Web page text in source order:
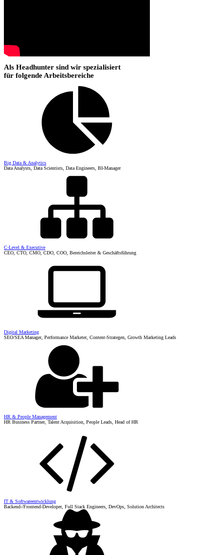
Als Headhunter sind wir spezialisiert
für folgende Arbeitsbereiche
Big Data & Analytics
Data Analysts, Data Scientists, Data Engineers, BI-Manager
C-Level & Executive
CEO, CTO, CMO, CDO, COO, Bereichsleiter & Geschäftsführung
Digital Marketing
SEO/SEA Manager, Performance Marketer, Content-Strategen, Growth Marketing Leads
HR & People Management
HR Business Partner, Talent Acquisition, People Leads, Head of HR
IT & Softwareentwicklung
Backend-/Frontend-Developer, Full Stack Engineers, DevOps, Solution Architects